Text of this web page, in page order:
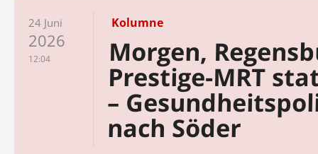
24 Juni
2026
12:04
Kolumne
Morgen,
Prestige-MRT
–
nach Söder